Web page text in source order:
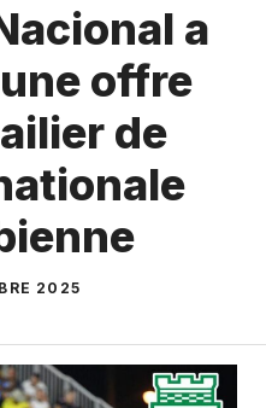
a
offre
de
2025